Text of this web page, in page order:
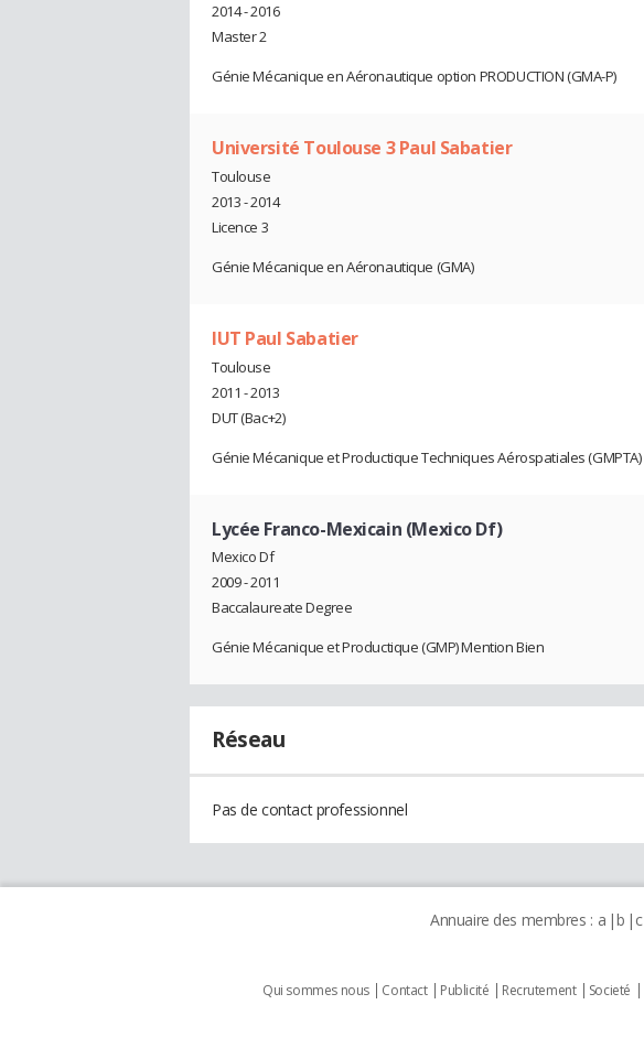
2014 - 2016
Master 2
Génie Mécanique en Aéronautique option PRODUCTION (GMA-P)
Université Toulouse 3 Paul Sabatier
Toulouse
2013 - 2014
Licence 3
Génie Mécanique en Aéronautique (GMA)
IUT Paul Sabatier
Toulouse
2011 - 2013
DUT (Bac+2)
Génie Mécanique et Productique Techniques Aérospatiales (GMPTA)
Lycée Franco-Mexicain (Mexico Df)
Mexico Df
2009 - 2011
Baccalaureate Degree
Génie Mécanique et Productique (GMP) Mention Bien
Réseau
Pas de contact professionnel
Annuaire des membres : a b c
Qui sommes nous Contact Publicité Recrutement Societé